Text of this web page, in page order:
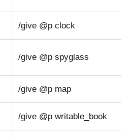
/give @p clock
/give @p spyglass
/give @p map
/give @p writable_book